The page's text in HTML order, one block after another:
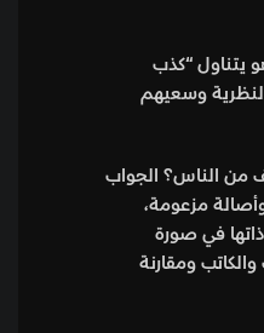
يتناول “كذب
وسعيهم
من الناس؟ الجواب
مزعومة،
في صورة
ومقارنة